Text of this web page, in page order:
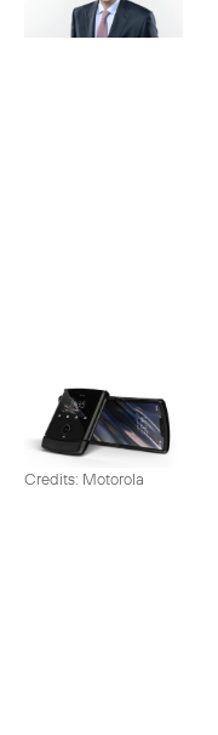
Credits: Motorola